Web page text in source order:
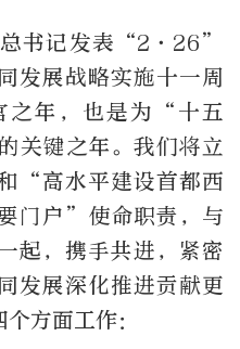
总书记发表“2·26”
发展战略实施十一周
年，也是为“十五
关键之年。我们将立
“高水平建设首都西
门户”使命职责，与
起，携手共进，紧密
发展深化推进贡献更
方面工作：